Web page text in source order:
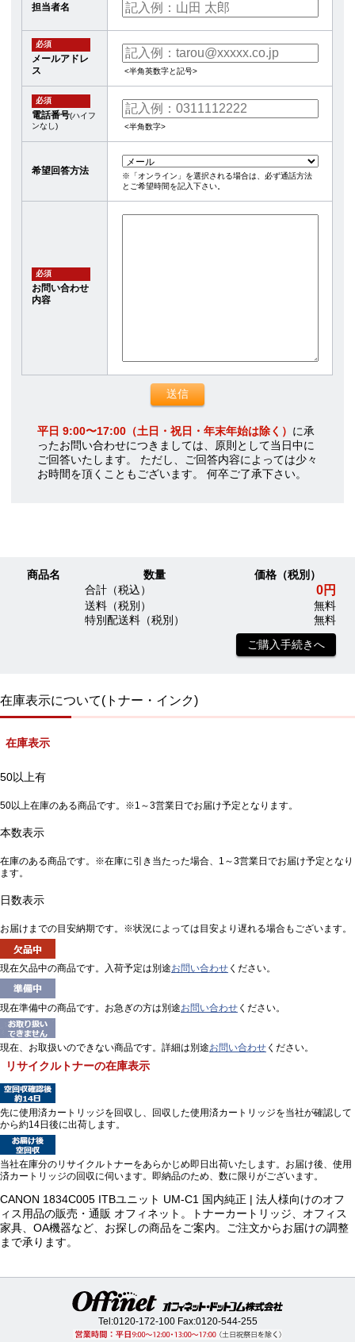
担当者名
必須
メールアドレ
ス
<半角英数字と記号>
必須
電話番号(ハイフ
ンなし)
<半角数字>
希望回答方法
※「オンライン」を選択される場合は、必ず通話方法
とご希望時間を記入下さい。
必須
お問い合わせ
内容
平日 9:00〜17:00（土日・祝日・年末年始は除く） に承
ったお問い合わせにつきましては、原則として当日中に
ご回答いたします。 ただし、ご回答内容によっては少々
お時間を頂くこともございます。 何卒ご了承下さい。
商品名 数量
価格（税別）
合計（税込）
0円
送料（税別）
無料
特別配送料（税別）
無料
ご購入手続きへ
在庫表示について(トナー・インク)
在庫表示
50以上有
50以上在庫のある商品です。※1～3営業日でお届け予定となります。
本数表示
在庫のある商品です。※在庫に引き当たった場合、1～3営業日でお届け予定となり
ます。
日数表示
お届けまでの目安納期です。※状況によっては目安より遅れる場合もございます。
現在欠品中の商品です。入荷予定は別途お問い合わせ ください。
現在準備中の商品です。お急ぎの方は別途お問い合わせ ください。
現在、お取扱いのできない商品です。詳細は別途お問い合わせ ください。
リサイクルトナーの在庫表示
先に使用済カートリッジを回収し、回収した使用済カートリッジを当社が確認して
から約14日後に出荷します。
当社在庫分のリサイクルトナーをあらかじめ即日出荷いたします。お届け後、使用
済カートリッジの回収に伺います。即納品のため、数に限りがございます。
CANON 1834C005 ITBユニット UM-C1 国内純正 | 法人様向けのオフ
ィス用品の販売・通販 オフィネット。トナーカートリッジ、オフィス
家具、OA機器など、お探しの商品をご案内。ご注文からお届けの調整
まで承ります。
Tel:0120-172-100Fax:0120-544-255